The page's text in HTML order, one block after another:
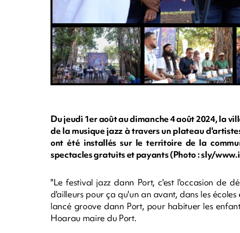
Du jeudi 1er août au dimanche 4 août 2024, la
de la musique jazz à travers un plateau
ont été installés sur le territoire de la
spectacles gratuits et payants (Photo : sly/
"Le festival jazz dann Port, c'est l'occasion de
d'ailleurs pour ça qu'un an avant, dans les
lancé groove dann Port, pour habituer les
Hoarau maire du Port.